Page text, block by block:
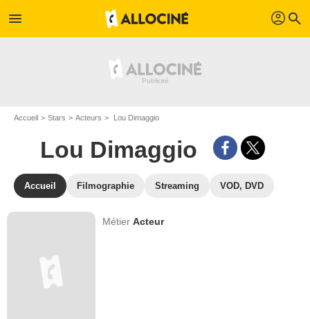
menu profil search
Accueil Stars Acteurs Lou Dimaggio
Lou Dimaggio
Accueil Filmographie Streaming VOD, DVD
MétierActeur